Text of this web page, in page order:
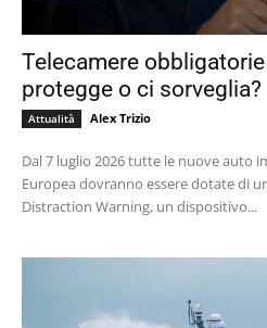
Telecamere
protegge o ci sorveglia?
Attualità Alex Trizio
Dal 7 luglio 2026 tutte le nuove auto
Europea dovranno essere dotate di
Distraction Warning, un dispositivo...